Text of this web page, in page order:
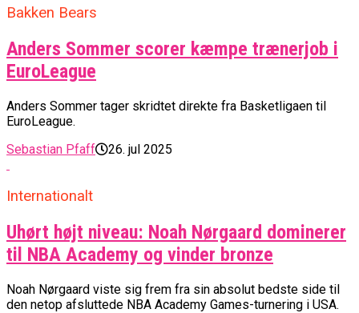
Bakken Bears
Anders Sommer scorer kæmpe trænerjob i
EuroLeague
Anders Sommer tager skridtet direkte fra Basketligaen til
EuroLeague.
Sebastian Pfaff
26. jul 2025
Internationalt
Uhørt højt niveau: Noah Nørgaard dominerer
til NBA Academy og vinder bronze
Noah Nørgaard viste sig frem fra sin absolut bedste side til
den netop afsluttede NBA Academy Games-turnering i USA.